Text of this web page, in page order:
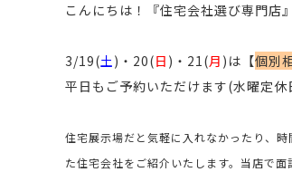
こんにちは！ 『住宅会社選び専門
3/19(土)・20(日 )・21(月 )は【個別
平日もご予約いただけます(水曜定休
住宅展示場だと気軽に入れなかったり、
た住宅会社をご紹介いたします。当店で